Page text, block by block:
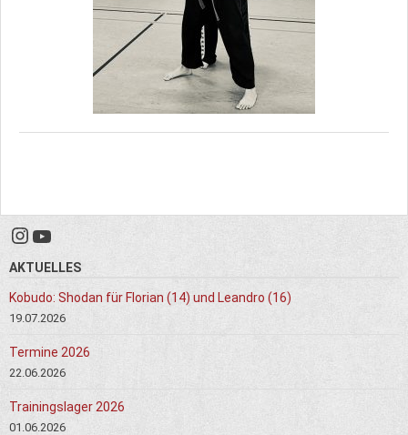
Instagram
YouTube
AKTUELLES
Kobudo: Shodan für Florian (14) und Leandro (16)
19.07.2026
Termine 2026
22.06.2026
Trainingslager 2026
01.06.2026